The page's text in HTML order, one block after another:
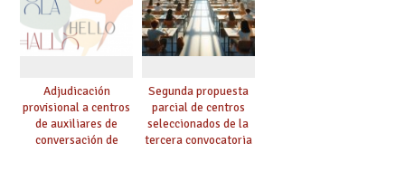
Adjudicación
provisional a centros
de auxiliares de
conversación de
Segunda propuesta
parcial de centros
seleccionados de la
tercera convocatoria